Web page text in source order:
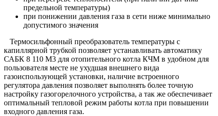
предельной температуры)
при понижении давления газа в сети ниже минимально
допустимого значения
Термосильфонный преобразователь температуры с
капиллярной трубкой позволяет устанавливать автоматику
САБК 8 110 М3 для отопительного котла КЧМ в удобном для
пользователя месте не ухудшая внешнего вида
газоиспользующей установки, наличие встроенного
регулятора давления позволяет выполнять более точную
настройку газогорелочного устройства, а так же обеспечивает
оптимальный тепловой режим работы котла при повышении
входного давления газа.